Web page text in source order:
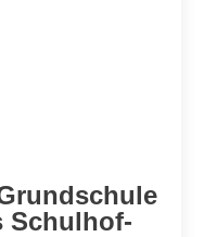
Schulhof-